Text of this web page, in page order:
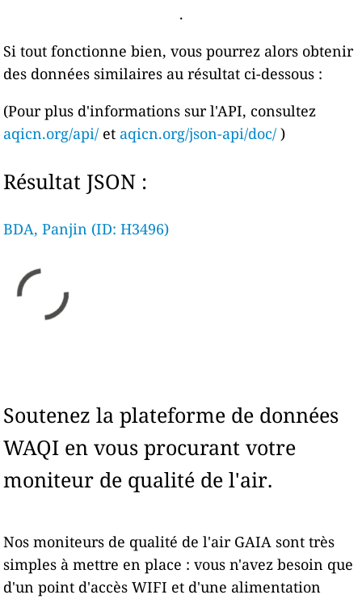
.
Si tout fonctionne bien, vous pourrez alors obtenir
des données similaires au résultat ci-dessous :
(Pour plus d'informations sur l'API, consultez
aqicn.org/api/ et aqicn.org/json-api/doc/ )
Résultat JSON :
BDA, Panjin (ID: H3496)
Soutenez la plateforme de données
WAQI en vous procurant votre
moniteur de qualité de l'air.
Nos moniteurs de qualité de l'air GAIA sont très
simples à mettre en place : vous n'avez besoin que
d'un point d'accès WIFI et d'une alimentation